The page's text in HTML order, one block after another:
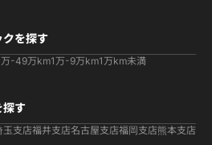
クを探す
-49万km1万-9万km1万km未満
探す
玉支店福井支店名古屋支店福岡支店熊本支店